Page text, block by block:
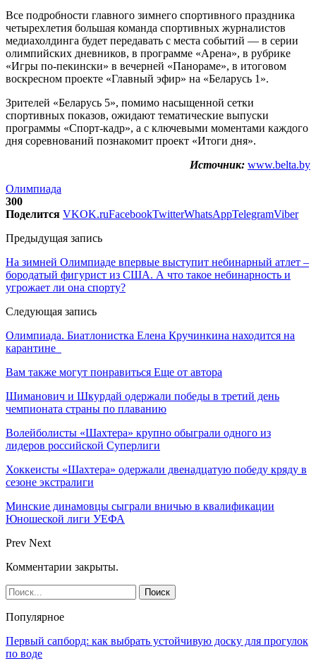
Все подробности главного зимнего спортивного праздника
четырехлетия большая команда спортивных журналистов
медиахолдинга будет передавать с места событий — в серии
олимпийских дневников, в программе «Арена», в рубрике
«Игры по-пекински» в вечерней «Панораме», в итоговом
воскресном проекте «Главный эфир» на «Беларусь 1».
Зрителей «Беларусь 5», помимо насыщенной сетки
спортивных показов, ожидают тематические выпуски
программы «Спорт-кадр», а с ключевыми моментами каждого
дня соревнований познакомит проект «Итоги дня».
Источник: www.belta.by
Олимпиада
300
Поделится VKOK.ruFacebookTwitterWhatsAppTelegramViber
Предыдущая запись
На зимней Олимпиаде впервые выступит небинарный атлет –
бородатый фигурист из США. А что такое небинарность и
угрожает ли она спорту?
Следующая запись
Олимпиада. Биатлонистка Елена Кручинкина находится на
карантине
Вам также могут понравиться Еще от автора
Шиманович и Шкурдай одержали победы в третий день
чемпионата страны по плаванию
Волейболисты «Шахтера» крупно обыграли одного из
лидеров российской Суперлиги
Хоккеисты «Шахтера» одержали двенадцатую победу кряду в
сезоне экстралиги
Минские динамовцы сыграли вничью в квалификации
Юношеской лиги УЕФА
Prev Next
Комментарии закрыты.
Популярное
Первый сапборд: как выбрать устойчивую доску для прогулок
по воде